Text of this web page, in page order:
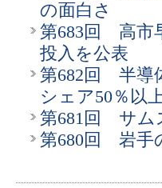
の面白さ
第683回 高市
投入を公表
第682回 半導
シェア50％以
第681回 サム
第680回 岩手